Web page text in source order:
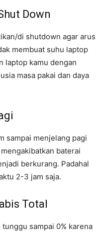
Down
di shutdown agar arus
membuat suhu laptop
laptop kamu dengan
masa pakai dan daya
sampai menjelang pagi
baterai
berkurang. Padahal
2-3 jam saja.
Total
sampai 0% karena